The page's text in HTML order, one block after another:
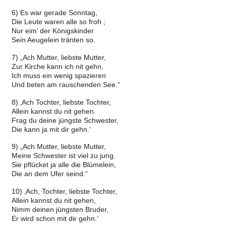
6) Es war gerade Sonntag,
Die Leute waren alle so froh ;
Nur eim’ der Königskinder
Sein Aeugelein tränten so.
7) „Ach Mutter, liebste Mutter,
Zur Kirche kann ich nit gehn,
Ich muss ein wenig spazieren
Und beten am rauschenden See.“
8) ‚Ach Tochter, liebste Tochter,
Allein kannst du nit gehen.
Frag du deine jüngste Schwester,
Die kann ja mit dir gehn.‘
9) „Ach Mutter, liebste Mutter,
Meine Schwester ist viel zu jung.
Sie pflücket ja alle die Blümelein,
Die an dem Ufer seind.“
10) ‚Ach, Tochter, liebste Tochter,
Allein kannst du nit gehen,
Nimm deinen jüngsten Bruder,
Er wird schon mit dir gehn.‘